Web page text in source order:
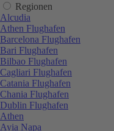
Regionen
Alcudia
Athen Flughafen
Barcelona Flughafen
Bari Flughafen
Bilbao Flughafen
Cagliari Flughafen
Catania Flughafen
Chania Flughafen
Dublin Flughafen
Athen
Ayia Napa